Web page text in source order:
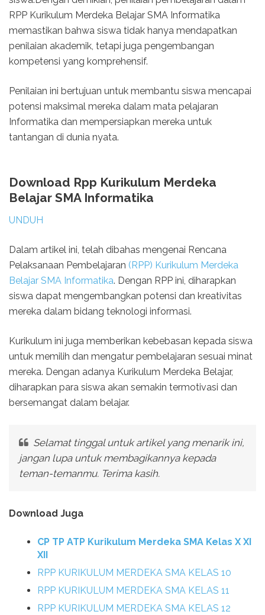
RPP Kurikulum Merdeka Belajar SMA Informatika
memastikan bahwa siswa tidak hanya mendapatkan
penilaian akademik, tetapi juga pengembangan
kompetensi yang komprehensif.
Penilaian ini bertujuan untuk membantu siswa mencapai
potensi maksimal mereka dalam mata pelajaran
Informatika dan mempersiapkan mereka untuk
tantangan di dunia nyata.
Download Rpp Kurikulum Merdeka
Belajar SMA Informatika
UNDUH
Dalam artikel ini, telah dibahas mengenai Rencana
Pelaksanaan Pembelajaran (RPP) Kurikulum Merdeka
Belajar SMA Informatika. Dengan RPP ini, diharapkan
siswa dapat mengembangkan potensi dan kreativitas
mereka dalam bidang teknologi informasi.
Kurikulum ini juga memberikan kebebasan kepada siswa
untuk memilih dan mengatur pembelajaran sesuai minat
mereka. Dengan adanya Kurikulum Merdeka Belajar,
diharapkan para siswa akan semakin termotivasi dan
bersemangat dalam belajar.
Selamat tinggal untuk artikel yang menarik ini,
jangan lupa untuk membagikannya kepada
teman-temanmu. Terima kasih.
Download Juga
CP TP ATP Kurikulum Merdeka SMA Kelas X XI
XII
RPP KURIKULUM MERDEKA SMA KELAS 10
RPP KURIKULUM MERDEKA SMA KELAS 11
RPP KURIKULUM MERDEKA SMA KELAS 12